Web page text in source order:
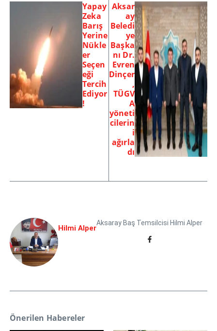
Yapay
Zeka
Barış
Yerine
Nükle
er
Seçen
eği
Tercih
Ediyor
!
Aksar
ay
Beledi
ye
Başka
nı Dr.
Evren
Dinçer
,
TÜGV
A
yöneti
cilerin
i
ağırla
dı
Hilmi Alper
Aksaray Baş Temsilcisi Hilmi Alper
Önerilen Habereler